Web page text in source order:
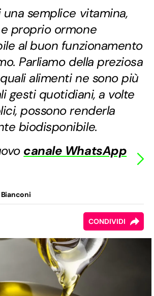
semplice vitamina,
proprio ormone
al buon funzionamento
Parliamo della preziosa
alimenti ne sono più
gesti quotidiani, a volte
possono renderla
biodisponibile.
canale WhatsApp
Bianconi
CONDIVIDI